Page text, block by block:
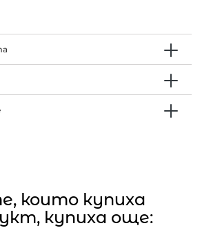
които купиха
купиха още: